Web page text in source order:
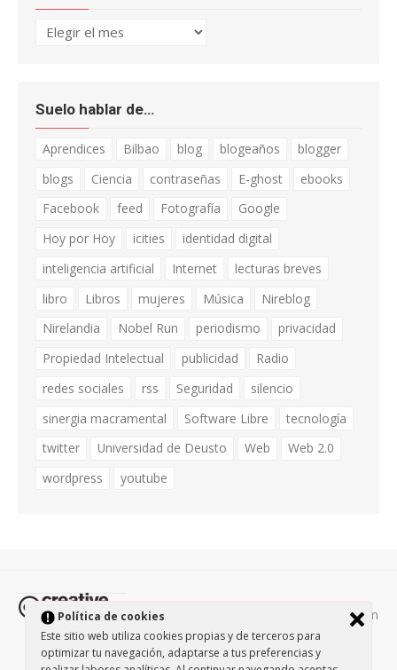
Política de cookies
Este sitio web utiliza cookies propias y de terceros para
optimizar tu navegación, adaptarse a tus preferencias y
Archivo
Suelo hablar de…
Aprendices Bilbao blog blogeaños
blogger
blogs
Ciencia contraseñas E-ghost
ebooks
Facebook
feed Fotografía
Google
Hoy por Hoy
icities
identidad digital
inteligencia artificial
Internet
lecturas breves
libro
Libros mujeres Música
Nireblog
Nirelandia
Nobel Run periodismo
privacidad
Propiedad Intelectual
publicidad
Radio
redes sociales
rss Seguridad
silencio
sinergia macramental
Software Libre
tecnología
twitter
Universidad de Deusto Web
Web 2.0
wordpress
youtube
Todos los contenidos de esta página están
protegidos por la licencia Creative Commons Attribution-
NonCommercial-ShareAlike 3.0. / Política de privacidad